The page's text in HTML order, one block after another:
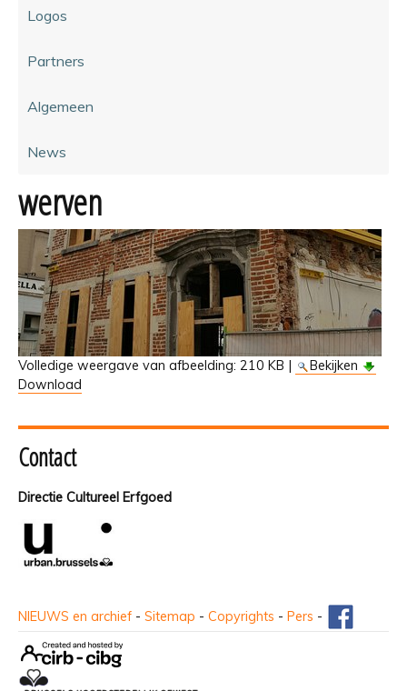
Logos
Partners
Algemeen
News
werven
Volledige weergave van afbeelding: 210 KB |
Bekijken
Download
Contact
Directie Cultureel Erfgoed
NIEUWS en archief - Sitemap - Copyrights - Pers -